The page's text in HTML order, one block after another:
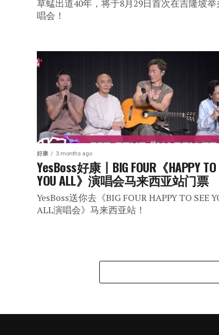
草蜢出道40年，将于8月29日首次在吉隆坡举
唱会！
好康 3 months ago
YesBoss好康丨BIG FOUR《HAPPY TO
YOU ALL》演唱会马来西亚站门票
YesBoss送你去《BIG FOUR HAPPY TO SEE
ALL演唱会》马来西亚站！